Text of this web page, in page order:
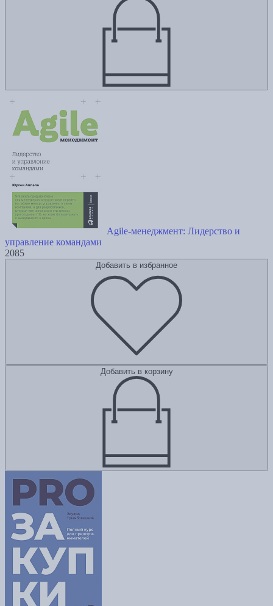
Agile-менеджмент: Лидерство и
управление командами
2085
Добавить в избранное
Добавить в корзину